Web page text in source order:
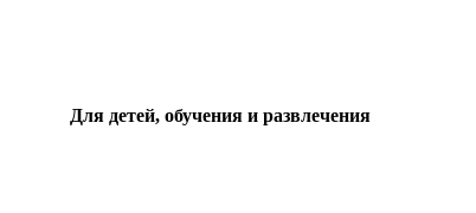
Для детей, обучения и развлечения